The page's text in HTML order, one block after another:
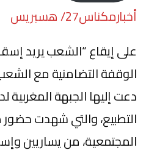
أخبارمكناس27/ هسبريس
على إيقاع “الشعب يريد
الوقفة التضامنية مع
دعت إليها الجبهة
التطبيع، والتي شهدت
المجتمعية، من يساريين